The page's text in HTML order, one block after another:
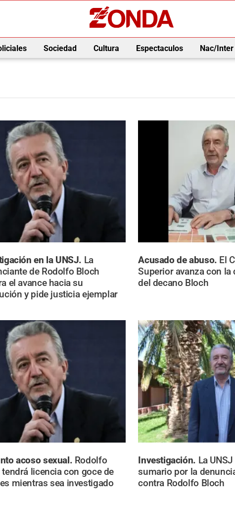
Sociedad Cultura Espectaculos Nac/Inter
en la UNSJ. La
de Rodolfo Bloch
el avance hacia su
y pide justicia ejemplar
Acusado de abuso. El
Superior avanza con
del decano Bloch
acoso sexual. Rodolfo
tendrá licencia con goce de
mientras sea investigado
Investigación. La
sumario por la
contra Rodolfo Bloch